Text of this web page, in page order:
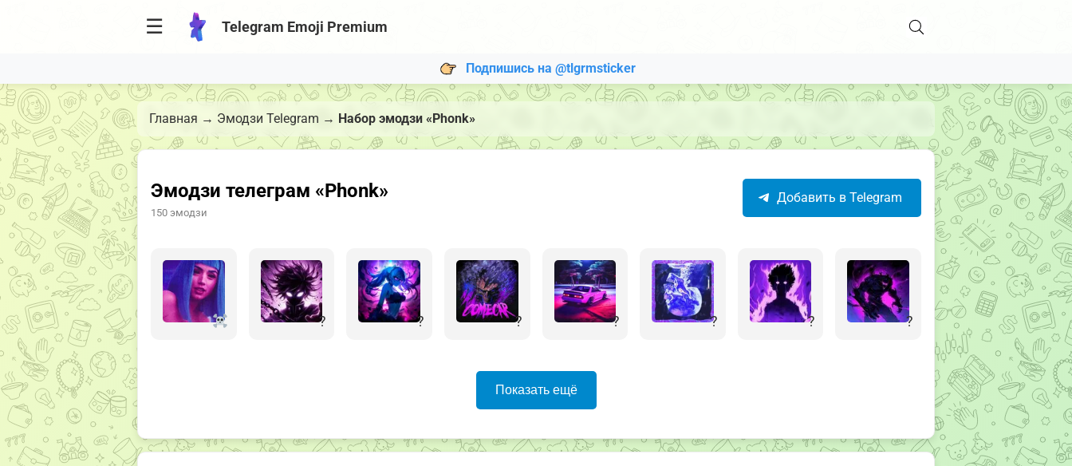
☰ Telegram Emoji Premium
Подпишись на @tlgrmsticker
Главная → Эмодзи Telegram → Набор эмодзи «Phonk»
Эмодзи телеграм «Phonk»
150 эмодзи
Добавить в Telegram
? ? ? ? ? ? ?
Показать ещё